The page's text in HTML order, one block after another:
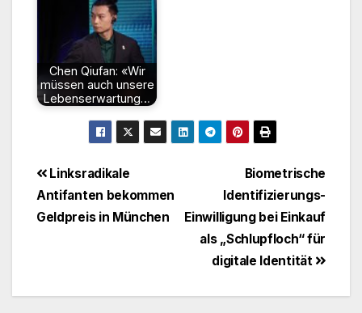
Chen Qiufan: «Wir
müssen auch unsere
Lebenserwartung…
BeitragsnavigationBiometrische
Identifizierungs-
Einwilligung bei Einkauf
als „Schlupfloch“ für
digitale Identität
Linksradikale
Antifanten bekommen
Geldpreis in München